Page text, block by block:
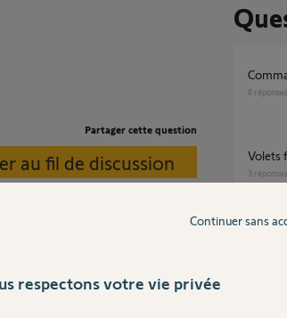
Partager cette question
au fil de discussion
8 réponses
Volets
3 réponses
respectons votre vie privée
Continuer sans